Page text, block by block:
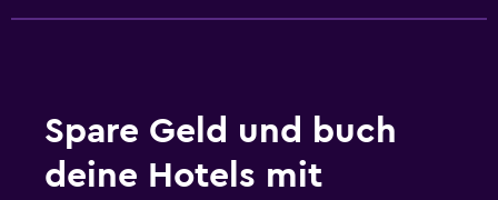
Spare Geld und buch
deine Hotels mit